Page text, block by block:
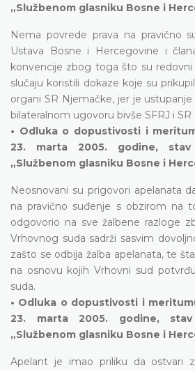
„Službenom glasniku Bosne i
Nema povrede prava na pravično
Ustava Bosne i Hercegovine i
konvencije zbog toga što su
slučaju koristili dokaze koje su
organi SR Njemačke, jer je
bilateralnom ugovoru bivše SFRJ i
• Odluka o dopustivosti i
23. marta 2005. godine,
„Službenom glasniku Bosne i
Neosnovani su prigovori apelanata
na pravično suđenje s obzirom na
odgovorio na sve žalbene razloge
Vrhovnog suda sadrži sasvim
zašto se odbija žalba apelanata, te
na osnovu kojih Vrhovni sud
suda.
• Odluka o dopustivosti i
23. marta 2005. godine,
„Službenom glasniku Bosne i
Apelant je imao priliku da ostvari